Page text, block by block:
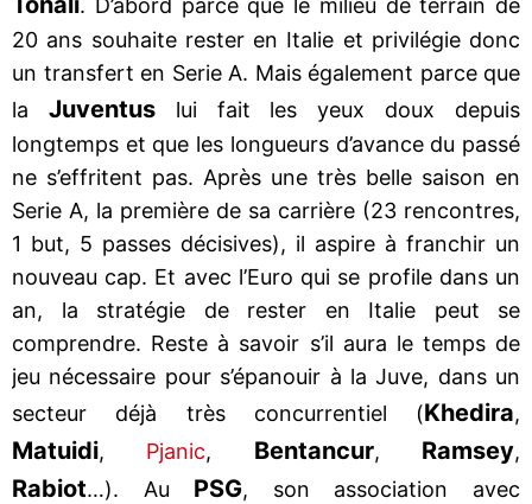
. D’abord parce que le milieu de terrain de
20 ans souhaite rester en Italie et privilégie donc
un transfert en Serie A. Mais également parce que
la Juventuslui fait les yeux doux depuis
longtemps et que les longueurs d’avance du passé
ne s’effritent pas. Après une très belle saison en
Serie A, la première de sa carrière (23 rencontres,
1 but, 5 passes décisives), il aspire à franchir un
nouveau cap. Et avec l’Euro qui se profile dans un
an, la stratégie de rester en Italie peut se
comprendre. Reste à savoir s’il aura le temps de
jeu nécessaire pour s’épanouir à la Juve, dans un
secteur déjà très concurrentiel (Khedira,
Matuidi, Pjanic, Bentancur, Ramsey,
Rabiot…). Au PSG, son association avec